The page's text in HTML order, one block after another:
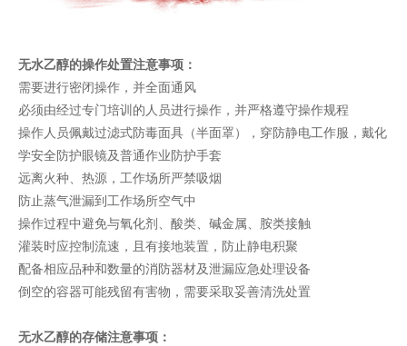
无水乙醇的操作处置注意事项：
需要进行密闭操作，并全面通风
必须由经过专门培训的人员进行操作，并严格遵守操作规程
操作人员佩戴过滤式防毒面具（半面罩），穿防静电工作服，戴化
学安全防护眼镜及普通作业防护手套
远离火种、热源，工作场所严禁吸烟
防止蒸气泄漏到工作场所空气中
操作过程中避免与氧化剂、酸类、碱金属、胺类接触
灌装时应控制流速，且有接地装置，防止静电积聚
配备相应品种和数量的消防器材及泄漏应急处理设备
倒空的容器可能残留有害物，需要采取妥善清洗处置
无水乙醇的存储注意事项：